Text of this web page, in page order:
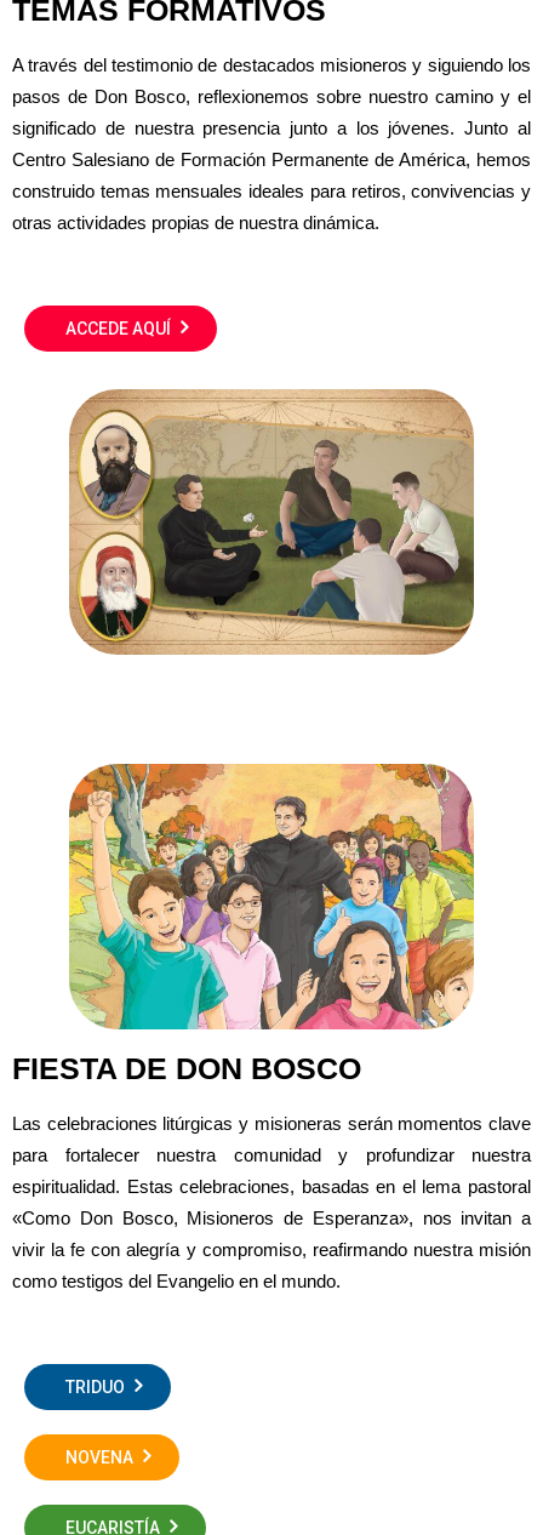
TEMAS FORMATIVOS
A través del testimonio de destacados misioneros y siguiendo los
pasos de Don Bosco, reflexionemos sobre nuestro camino y el
significado de nuestra presencia junto a los jóvenes. Junto al
Centro Salesiano de Formación Permanente de América, hemos
construido temas mensuales ideales para retiros, convivencias y
otras actividades propias de nuestra dinámica.
ACCEDE AQUÍ
FIESTA DE DON BOSCO
Las celebraciones litúrgicas y misioneras serán momentos clave
para fortalecer nuestra comunidad y profundizar nuestra
espiritualidad. Estas celebraciones, basadas en el lema pastoral
«Como Don Bosco, Misioneros de Esperanza», nos invitan a
vivir la fe con alegría y compromiso, reafirmando nuestra misión
como testigos del Evangelio en el mundo.
TRIDUO
NOVENA
EUCARISTÍA